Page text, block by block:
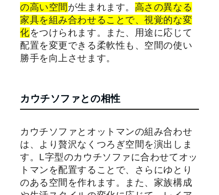
の高い空間が生まれます。 高さの異なる
家具を組み合わせることで、視覚的な変
化をつけられます。また、用途に応じて
配置を変更できる柔軟性も、空間の使い
勝手を向上させます。
カウチソファとの相性
カウチソファとオットマンの組み合わせ
は、より贅沢なくつろぎ空間を演出しま
す。L字型のカウチソファに合わせてオッ
トマンを配置することで、さらにゆとり
のある空間を作れます。また、家族構成